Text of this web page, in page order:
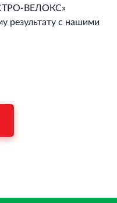
ВЕЛОКС»
результату с нашими